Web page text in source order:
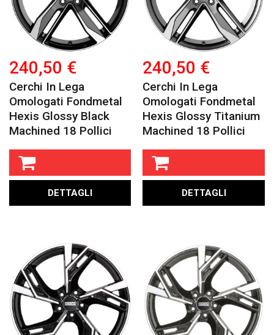
240,50 €
Cerchi In Lega
Omologati Fondmetal
Hexis Glossy Black
Machined 18 Pollici
DETTAGLI
240,50 €
Cerchi In Lega
Omologati Fondmetal
Hexis Glossy Titanium
Machined 18 Pollici
DETTAGLI